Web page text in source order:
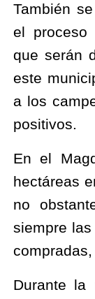
También
el proceso
que serán
este
a los
positivos.
En el
hectáreas
no
siempre
Durante la